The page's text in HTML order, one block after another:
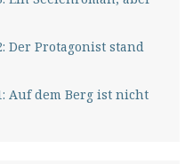
Der Protagonist stand
Auf dem Berg ist nicht